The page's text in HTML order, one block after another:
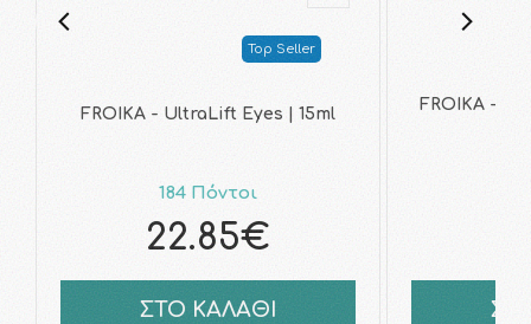
Top Seller
FROIKA - UltraLift Eyes | 15ml
184 Πόντοι
22.85€
ΣΤΟ ΚΑΛΑΘΙ
FROIKA -